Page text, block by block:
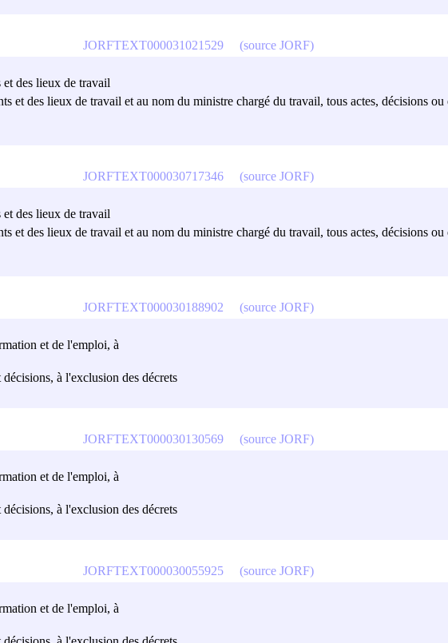
des lieux de travail
et des lieux de travail et au nom du ministre chargé du travail, tous actes, décisions ou
JORFTEXT000031021529 (source JORF)
des lieux de travail
et des lieux de travail et au nom du ministre chargé du travail, tous actes, décisions ou
JORFTEXT000030717346 (source JORF)
et de l'emploi, à
à l'exclusion des décrets
JORFTEXT000030188902 (source JORF)
et de l'emploi, à
à l'exclusion des décrets
JORFTEXT000030130569 (source JORF)
et de l'emploi, à
JORFTEXT000030055925 (source JORF)